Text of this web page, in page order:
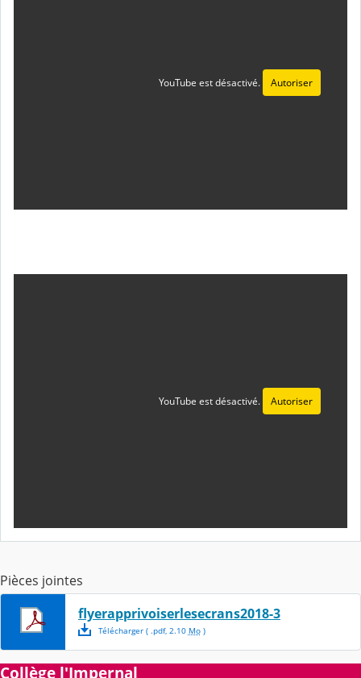
YouTube est désactivé. Autoriser
YouTube est désactivé. Autoriser
Pièces jointes
flyerapprivoiserlesecrans2018-3
Télécharger( .pdf, 2.10 Mo)
Collège l'Impernal